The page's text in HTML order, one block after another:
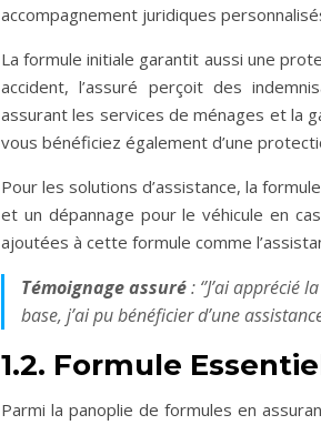
accompagnement juridiques
La formule initiale garantit aussi une
accident, l’assuré perçoit des
assurant les services de ménages et la
vous bénéficiez également d’une
Pour les solutions d’assistance, la
et un dépannage pour le véhicule en
ajoutées à cette formule comme
Témoignage assuré: ‘’J’ai apprécié
base, j’ai pu bénéficier d’une
1.2. Formule
Parmi la panoplie de formules en